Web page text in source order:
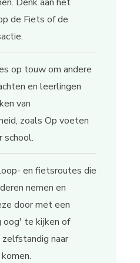
de Fiets of de
op touw om andere
en leerlingen
van
zoals Op voeten
school.
en fietsroutes die
nemen en
door met een
oog' te kijken of
naar